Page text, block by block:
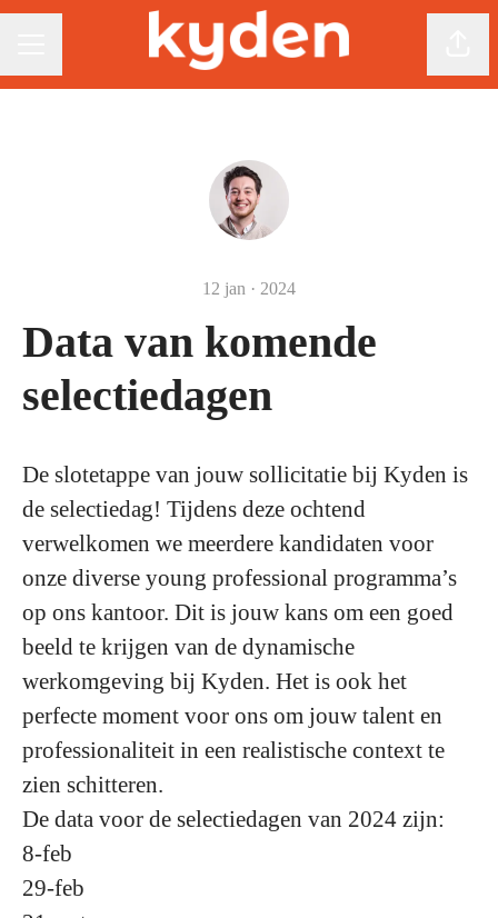
12 jan · 2024
Data van komende
selectiedagen
De slotetappe van jouw sollicitatie bij Kyden is
de selectiedag! Tijdens deze ochtend
verwelkomen we meerdere kandidaten voor
onze diverse young professional programma’s
op ons kantoor. Dit is jouw kans om een goed
beeld te krijgen van de dynamische
werkomgeving bij Kyden. Het is ook het
perfecte moment voor ons om jouw talent en
professionaliteit in een realistische context te
zien schitteren.
De data voor de selectiedagen van 2024 zijn:
8-feb
29-feb